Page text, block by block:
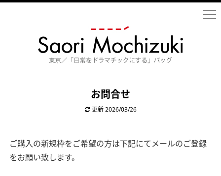
お問合せ
更新2026/03/26
ご購入の新規枠をご希望の方は下記にてメールのご登録
をお願い致します。